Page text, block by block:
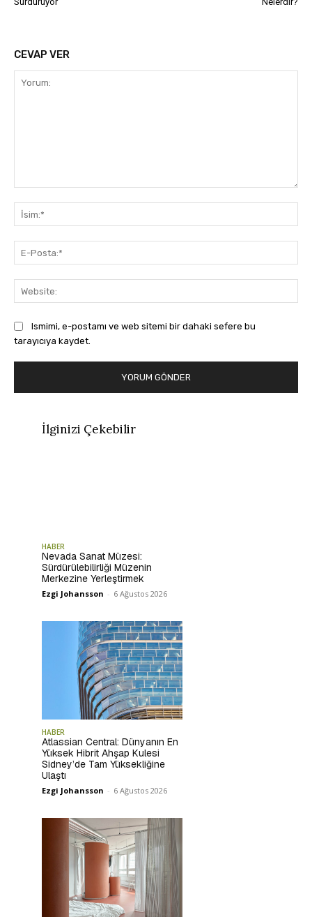
CEVAP VER
Ismimi, e-postamı ve web sitemi bir dahaki sefere bu
tarayıcıya kaydet.
İlginizi Çekebilir
HABER
Nevada Sanat Müzesi:
Sürdürülebilirliği Müzenin
Merkezine Yerleştirmek
Ezgi Johansson - 6 Ağustos 2026
HABER
Atlassian Central: Dünyanın En
Yüksek Hibrit Ahşap Kulesi
Sidney’de Tam Yüksekliğine
Ulaştı
Ezgi Johansson - 6 Ağustos 2026